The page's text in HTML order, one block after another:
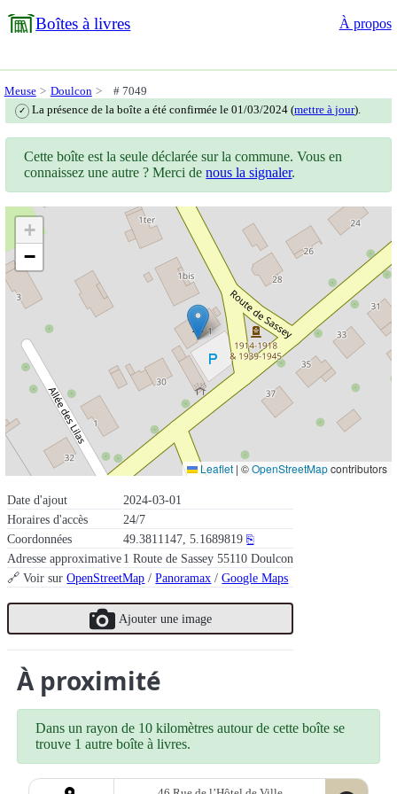
Boîtes à livres À propos
Meuse Doulcon # 7049
✓ La présence de la boîte a été confirmée le 01/03/2024 (mettre à jour).
Date d'ajout
2024-03-01
Horaires d'accès
24/7
Coordonnées
49.3811147, 5.1689819 ⎘
Adresse approximative1 Route de Sassey 55110 Doulcon
🔗 Voir surOpenStreetMap /Panoramax /Google Maps
Ajouter une image
Cette boîte est la seule déclarée sur la commune. Vous en
connaissez une autre ? Merci denous la signaler.
+
−
Leaflet | ©OpenStreetMapcontributors
À proximité
Dans un rayon de 10 kilomètres autour de cette boîte se
trouve 1 autre boîte à livres.